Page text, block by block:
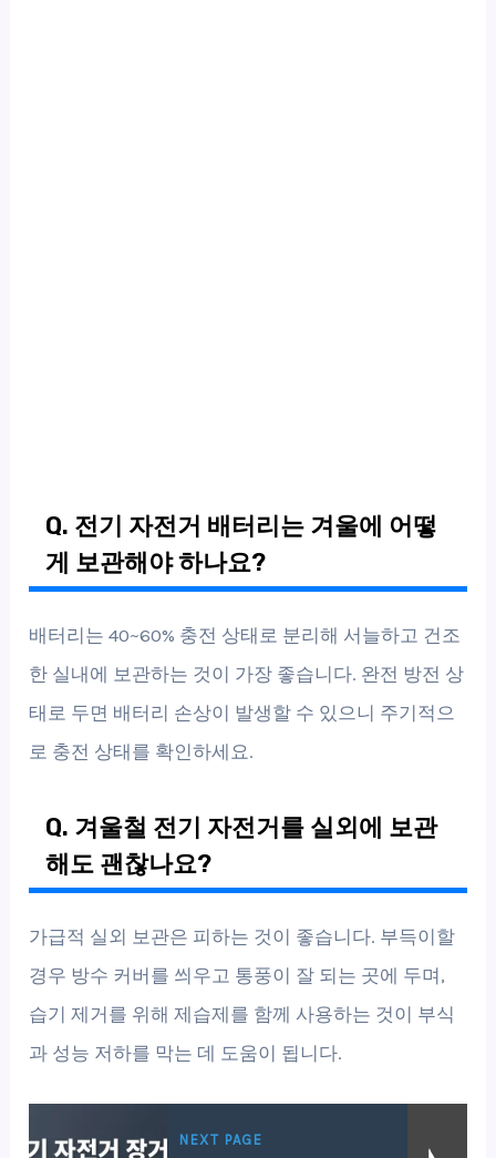
Q. 전기 자전거 배터리는 겨울에 어떻
게 보관해야 하나요?
배터리는 40~60% 충전 상태로 분리해 서늘하고 건조
한 실내에 보관하는 것이 가장 좋습니다. 완전 방전 상
태로 두면 배터리 손상이 발생할 수 있으니 주기적으
로 충전 상태를 확인하세요.
Q. 겨울철 전기 자전거를 실외에 보관
해도 괜찮나요?
가급적 실외 보관은 피하는 것이 좋습니다. 부득이할
경우 방수 커버를 씌우고 통풍이 잘 되는 곳에 두며,
습기 제거를 위해 제습제를 함께 사용하는 것이 부식
과 성능 저하를 막는 데 도움이 됩니다.
NEXT PAGE